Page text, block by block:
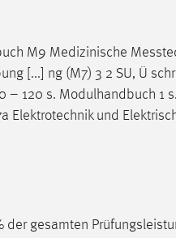
M9 Medizinische
[...] ng (M7) 3 2 SU, Ü
– 120 s. Modulhandbuch 1
Elektrotechnik und
der gesamten